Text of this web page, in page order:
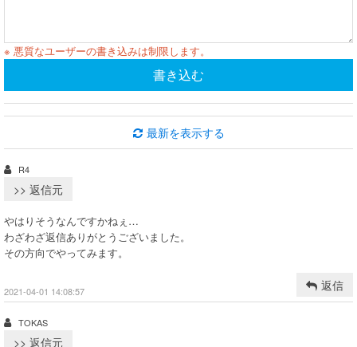
※ 悪質なユーザーの書き込みは制限します。
書き込む
最新を表示する
R4
>> 返信元
やはりそうなんですかねぇ…
わざわざ返信ありがとうございました。
その方向でやってみます。
返信
2021-04-01 14:08:57
TOKAS
>> 返信元